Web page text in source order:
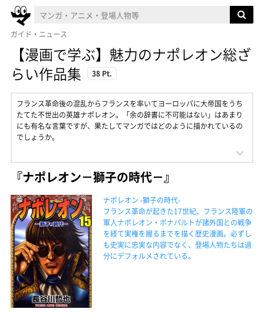
ガイド・ニュース
【漫画で学ぶ】魅力のナポレオン総ざ
らい作品集
38 Pt.
フランス革命後の混乱からフランスを率いてヨーロッパに大帝国をうち
たてた不世出の英雄ナポレオン。「余の辞書に不可能はない」はあまり
にも有名な言葉ですが、果たしてマンガではどのように描かれているの
でしょうか。
『ナポレオン－獅子の時代－』
ナポレオン -獅子の時代-
フランス革命が起きた17世紀、フランス陸軍の
軍人ナポレオン・ボナパルトが諸外国との戦争
を経て実権を握るまでを描く歴史漫画。必ずし
も史実に忠実な内容でなく、登場人物たちは過
分にデフォルメされている。